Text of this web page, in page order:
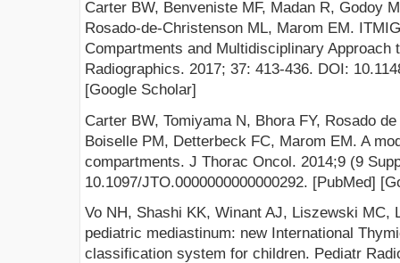
Carter BW, Benveniste MF, Madan R, Godoy
Rosado-de-Christenson ML, Marom EM.
Compartments and Multidisciplinary Approach
Radiographics. 2017; 37: 413-436. DOI:
[Google Scholar]
Carter BW, Tomiyama N, Bhora FY, Rosado
Boiselle PM, Detterbeck FC, Marom EM. A
compartments. J Thorac Oncol. 2014;9 (9
10.1097/JTO.0000000000000292. [PubMed]
Vo NH, Shashi KK, Winant AJ, Liszewski MC,
pediatric mediastinum: new International
classification system for children. Pediatr